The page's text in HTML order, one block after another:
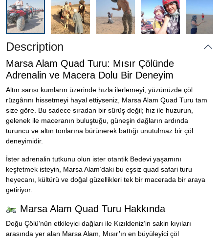
Description
Marsa Alam Quad Turu: Mısır Çölünde
Adrenalin ve Macera Dolu Bir Deneyim
Altın sarısı kumların üzerinde hızla ilerlemeyi, yüzünüzde çöl
rüzgârını hissetmeyi hayal ettiyseniz, Marsa Alam Quad Turu tam
size göre. Bu sadece sıradan bir sürüş değil; hız ile huzurun,
gelenek ile maceranın buluştuğu, güneşin dağların ardında
turuncu ve altın tonlarına bürünerek battığı unutulmaz bir çöl
deneyimidir.
İster adrenalin tutkunu olun ister otantik Bedevi yaşamını
keşfetmek isteyin, Marsa Alam’daki bu eşsiz quad safari turu
heyecanı, kültürü ve doğal güzellikleri tek bir macerada bir araya
getiriyor.
Marsa Alam Quad Turu Hakkında
Doğu Çölü’nün etkileyici dağları ile Kızıldeniz’in sakin kıyıları
arasında yer alan Marsa Alam, Mısır’ın en büyüleyici çöl